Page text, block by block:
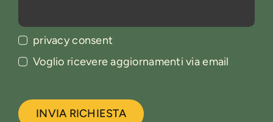
privacy consent
Voglio ricevere aggiornamenti via email
INVIA RICHIESTA